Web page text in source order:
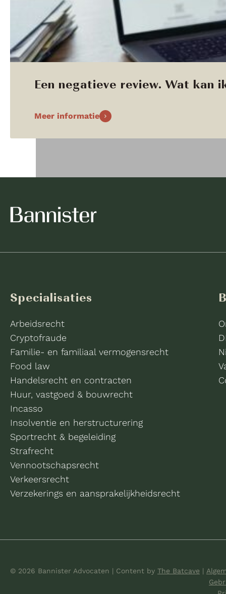
Een negatieve review. Wat kan
Meer informatie
Specialisaties
Arbeidsrecht
Cryptofraude
Familie- en familiaal vermogensrecht
Food law
Handelsrecht en contracten
Huur, vastgoed & bouwrecht
Incasso
Insolventie en herstructurering
Sportrecht & begeleiding
Strafrecht
Vennootschapsrecht
Verkeersrecht
Verzekerings en aansprakelijkheidsrecht
© 2026 Bannister Advocaten | Content by The Batcave |